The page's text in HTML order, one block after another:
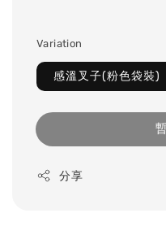
Variation
感溫叉子(粉色袋裝)
分享